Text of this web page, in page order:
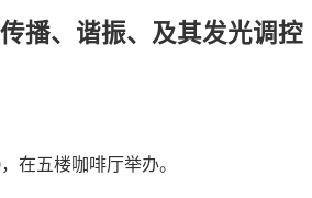
播、谐振、及其发光调控
在五楼咖啡厅举办。